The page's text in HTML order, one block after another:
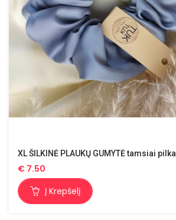
XL ŠILKINĖ PLAUKŲ GUMYTĖ tamsiai pilka
€ 7.50
Į Krepšelį